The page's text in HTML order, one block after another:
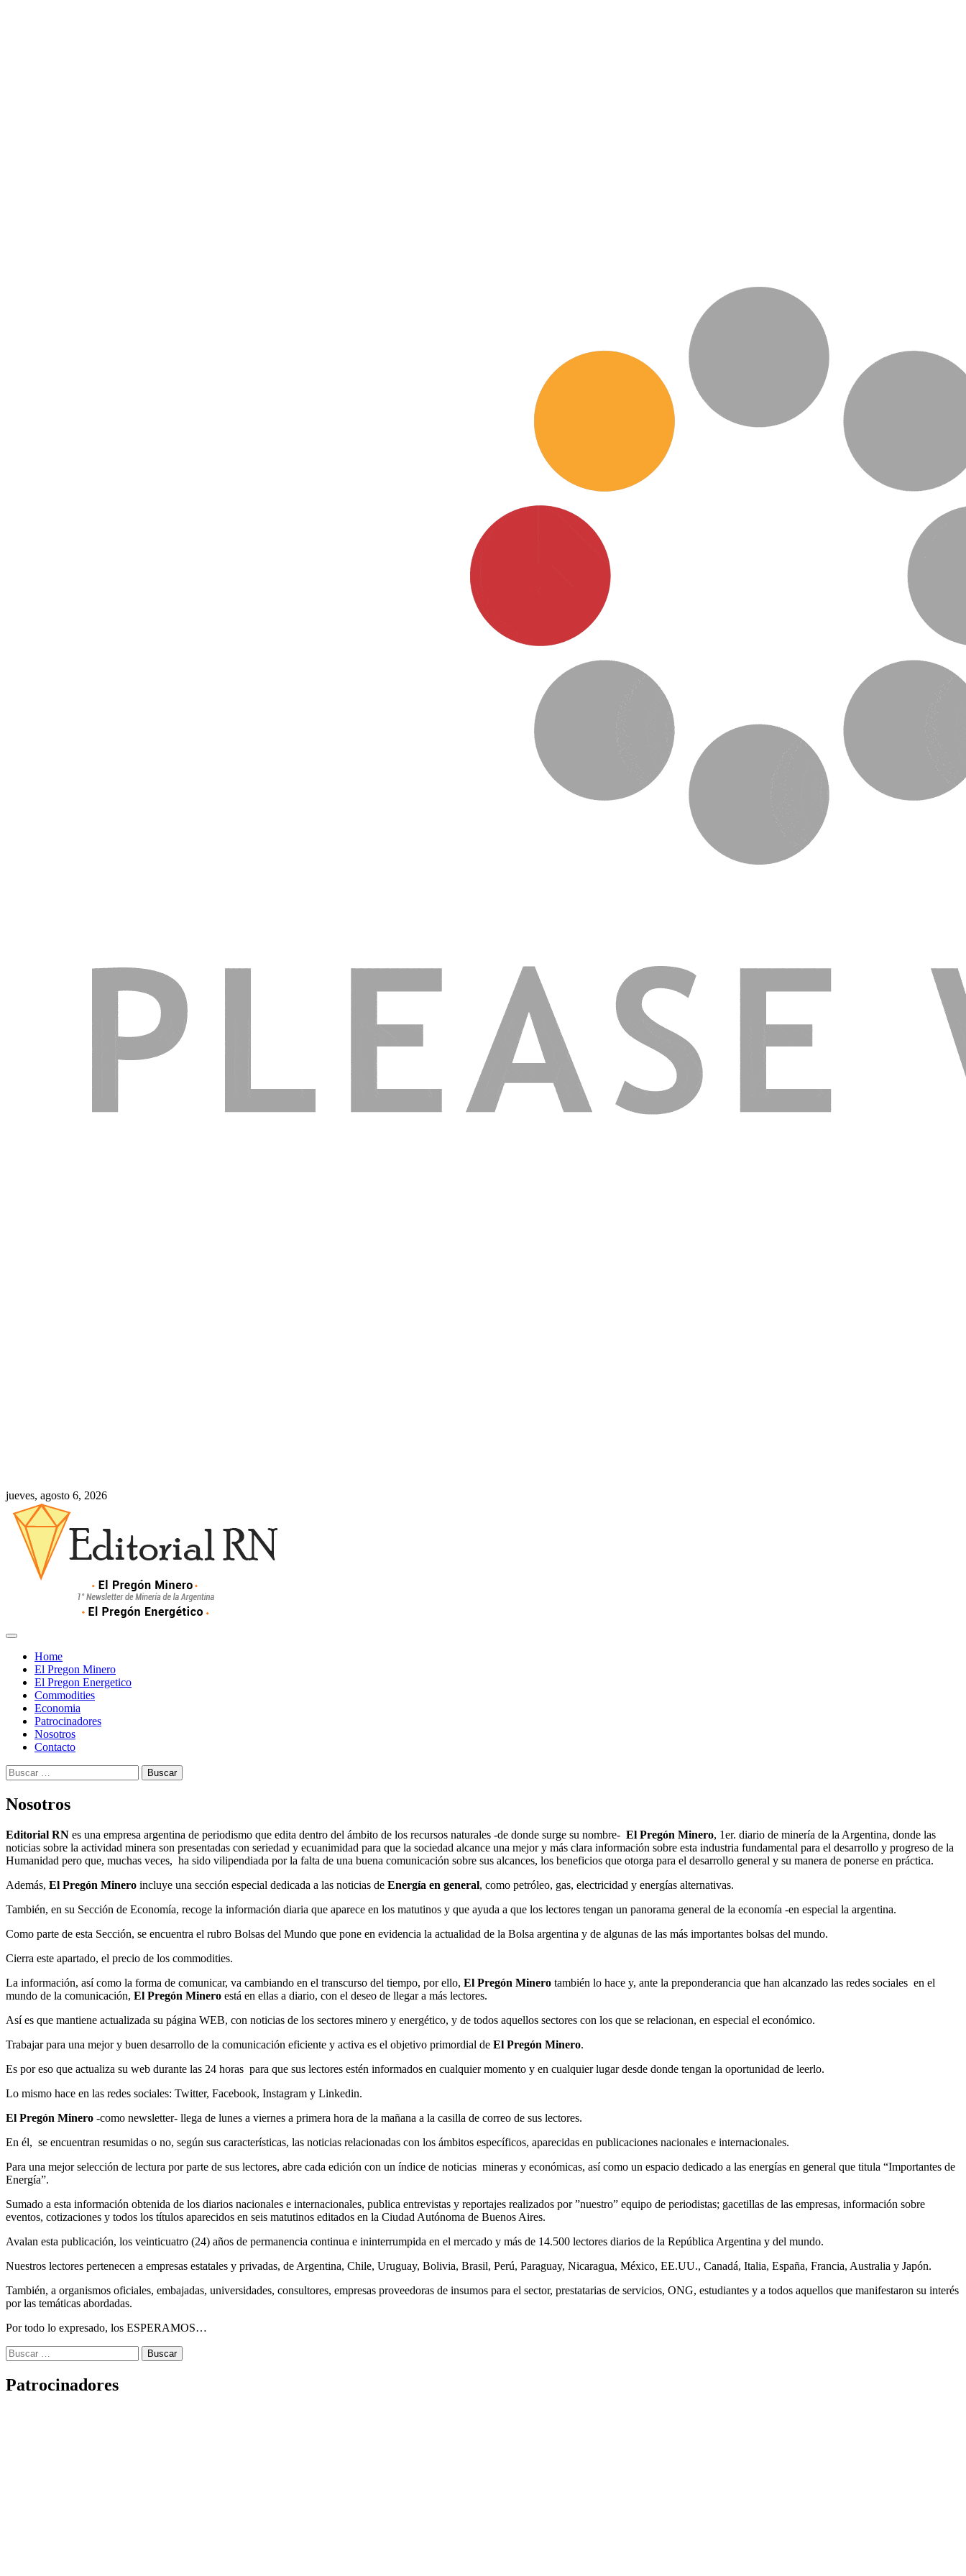
jueves, agosto 6, 2026
Home
El Pregon Minero
El Pregon Energetico
Commodities
Economia
Patrocinadores
Nosotros
Contacto
Buscar:
Nosotros
Editorial RN es una empresa argentina de periodismo que edita dentro del ámbito de los recursos naturales -de donde surge su nombre- El Pregón Minero, 1er. diario de minería de la Argentina, donde las
noticias sobre la actividad minera son presentadas con seriedad y ecuanimidad para que la sociedad alcance una mejor y más clara información sobre esta industria fundamental para el desarrollo y progreso de la
Humanidad pero que, muchas veces, ha sido vilipendiada por la falta de una buena comunicación sobre sus alcances, los beneficios que otorga para el desarrollo general y su manera de ponerse en práctica.
Además, El Pregón Minero incluye una sección especial dedicada a las noticias de Energía en general, como petróleo, gas, electricidad y energías alternativas.
También, en su Sección de Economía, recoge la información diaria que aparece en los matutinos y que ayuda a que los lectores tengan un panorama general de la economía -en especial la argentina.
Como parte de esta Sección, se encuentra el rubro Bolsas del Mundo que pone en evidencia la actualidad de la Bolsa argentina y de algunas de las más importantes bolsas del mundo.
Cierra este apartado, el precio de los commodities.
La información, así como la forma de comunicar, va cambiando en el transcurso del tiempo, por ello, El Pregón Minero también lo hace y, ante la preponderancia que han alcanzado las redes sociales en el
mundo de la comunicación, El Pregón Minero está en ellas a diario, con el deseo de llegar a más lectores.
Así es que mantiene actualizada su página WEB, con noticias de los sectores minero y energético, y de todos aquellos sectores con los que se relacionan, en especial el económico.
Trabajar para una mejor y buen desarrollo de la comunicación eficiente y activa es el objetivo primordial de El Pregón Minero.
Es por eso que actualiza su web durante las 24 horas para que sus lectores estén informados en cualquier momento y en cualquier lugar desde donde tengan la oportunidad de leerlo.
Lo mismo hace en las redes sociales: Twitter, Facebook, Instagram y Linkedin.
El Pregón Minero -como newsletter- llega de lunes a viernes a primera hora de la mañana a la casilla de correo de sus lectores.
En él, se encuentran resumidas o no, según sus características, las noticias relacionadas con los ámbitos específicos, aparecidas en publicaciones nacionales e internacionales.
Para una mejor selección de lectura por parte de sus lectores, abre cada edición con un índice de noticias mineras y económicas, así como un espacio dedicado a las energías en general que titula “Importantes de
Energía”.
Sumado a esta información obtenida de los diarios nacionales e internacionales, publica entrevistas y reportajes realizados por ”nuestro” equipo de periodistas; gacetillas de las empresas, información sobre
eventos, cotizaciones y todos los títulos aparecidos en seis matutinos editados en la Ciudad Autónoma de Buenos Aires.
Avalan esta publicación, los veinticuatro (24) años de permanencia continua e ininterrumpida en el mercado y más de 14.500 lectores diarios de la República Argentina y del mundo.
Nuestros lectores pertenecen a empresas estatales y privadas, de Argentina, Chile, Uruguay, Bolivia, Brasil, Perú, Paraguay, Nicaragua, México, EE.UU., Canadá, Italia, España, Francia, Australia y Japón.
También, a organismos oficiales, embajadas, universidades, consultores, empresas proveedoras de insumos para el sector, prestatarias de servicios, ONG, estudiantes y a todos aquellos que manifestaron su interés
por las temáticas abordadas.
Por todo lo expresado, los ESPERAMOS…
Buscar:
Patrocinadores